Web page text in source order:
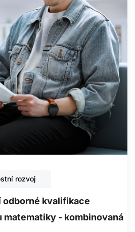
rozvoj
odborné kvalifikace
matematiky - kombinovaná